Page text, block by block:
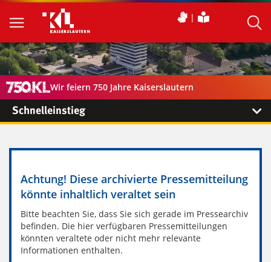
Wir feiern 750 Jahre Kaiserslautern
Schnelleinstieg
Achtung! Diese archivierte Pressemitteilung
könnte inhaltlich veraltet sein
Bitte beachten Sie, dass Sie sich gerade im Pressearchiv
befinden. Die hier verfügbaren Pressemitteilungen
könnten veraltete oder nicht mehr relevante
Informationen enthalten.